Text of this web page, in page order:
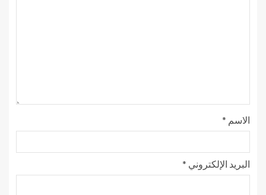
الاسم *
البريد الإلكتروني *